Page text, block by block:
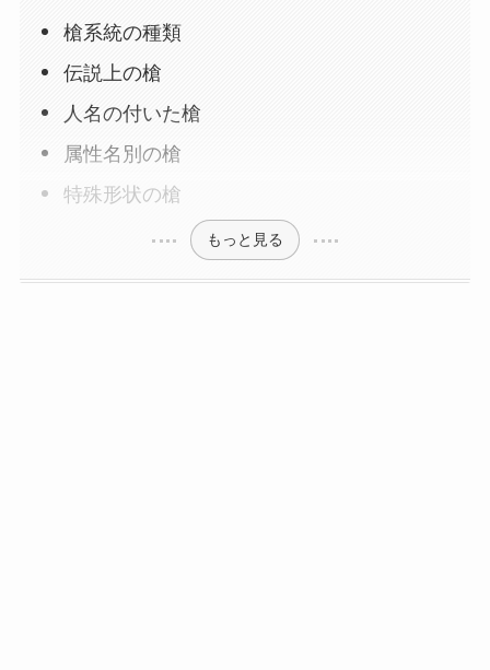
槍系統の種類
伝説上の槍
人名の付いた槍
属性名別の槍
特殊形状の槍
もっと見る